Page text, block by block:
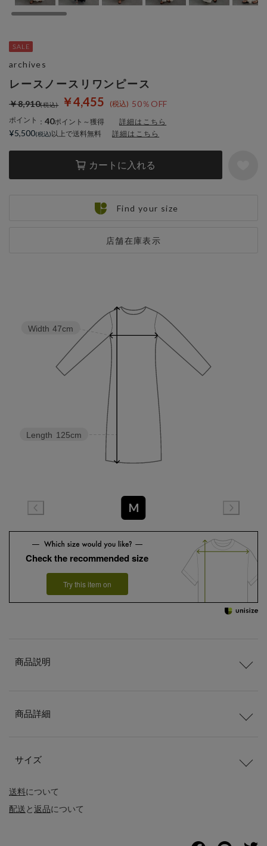
レースノースリワンピース
￥4,455 50％OFF
￥8,910
ポイント ： 40ポイント～獲得 詳細はこちら
カートに入れる
店舗在庫表示
archives
¥5,500 以上で送料無料 詳細はこちら
Find your size
Length 125cm
Width 47cm
M
Check the recommended size
Try this item on
送料について
配送と返品について
商品説明
商品詳細
サイズ